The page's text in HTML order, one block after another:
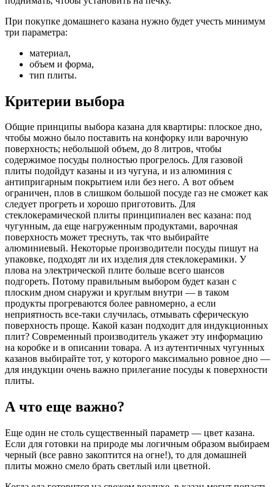
При покупке домашнего казана нужно будет учесть минимум
три параметра:
материал,
объем и форма,
тип плиты.
Критерии выбора
Общие принципы выбора казана для квартиры: плоское дно,
чтобы можно было поставить на конфорку или варочную
поверхность; небольшой объем, до 8 литров, чтобы
содержимое посуды полностью прогрелось. Для газовой
плиты подойдут казаны и из чугуна, и из алюминия с
антипригарным покрытием или без него. А вот объем
ограничен, плов в слишком большой посуде газ не сможет как
следует прогреть и хорошо приготовить. Для
стеклокерамической плиты принципиален вес казана: под
чугунным, да еще нагруженным продуктами, варочная
поверхность может треснуть, так что выбирайте
алюминиевый. Некоторые производители посуды пишут на
упаковке, подходят ли их изделия для стеклокерамики. У
плова на электрической плите больше всего шансов
подгореть. Потому правильным выбором будет казан с
плоским дном снаружи и круглым внутри — в таком
продукты прогреваются более равномерно, а если
неприятность все-таки случилась, отмывать сферическую
поверхность проще. Какой казан подходит для индукционных
плит? Современный производитель укажет эту информацию
на коробке и в описании товара. А из аутентичных чугунных
казанов выбирайте тот, у которого максимально ровное дно —
для индукции очень важно прилегание посуды к поверхности
плиты.
А что еще важно?
Еще один не столь существенный параметр — цвет казана.
Если для готовки на природе мы логичным образом выбираем
черный (все равно закоптится на огне!), то для домашней
плиты можно смело брать светлый или цветной.